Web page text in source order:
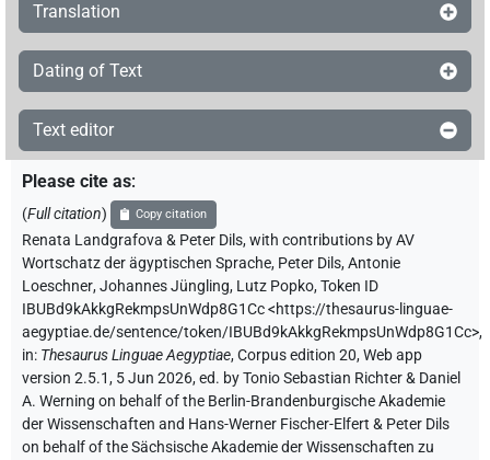
Translation
Dating of Text
Text editor
Please cite as:
(Full citation) Copy citation
Renata Landgrafova & Peter Dils,with contributions byAV
Wortschatz der ägyptischen Sprache, Peter Dils,Antonie
Loeschner,Johannes Jüngling, Lutz Popko,Token ID
IBUBd9kAkkgRekmpsUnWdp8G1Cc<https://thesaurus-linguae-
aegyptiae.de/sentence/token/IBUBd9kAkkgRekmpsUnWdp8G1Cc>,
in: Thesaurus Linguae Aegyptiae,Corpus edition 20, Web app
version 2.5.1, 5 Jun 2026, ed. by Tonio Sebastian Richter & Daniel
A. Werning on behalf of the Berlin-Brandenburgische Akademie
der Wissenschaften and Hans-Werner Fischer-Elfert & Peter Dils
on behalf of the Sächsische Akademie der Wissenschaften zu